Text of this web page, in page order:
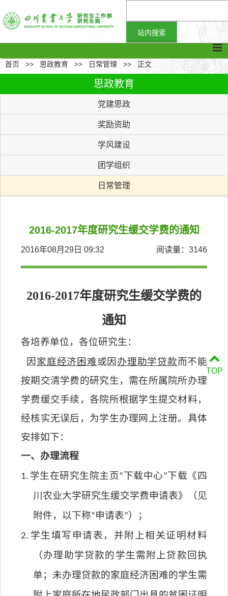
首页 >> 思政教育 >> 日常管理 >> 正文
思政教育
党建思政
奖励资助
学风建设
团学组织
日常管理
2016-2017年度研究生缓交学费的通知
2016年08月29日 09:32 阅读量： 3146
2016-2017年度研究生缓交学费的
通知
各培养单位，各位研究生：
因 家庭经济困难或因 办理助学贷款而不能
按期交清学费的研究生，需在所属院所办理
学费缓交手续，各院所根据学生提交材料，
经核实无误后，为学生办理网上注册。具体
安排如下：
一、办理流程
1. 学生在研究生院主页“下载中心”下载《四
川农业大学研究生缓交学费申请表》（见
附件，以下称“申请表”）；
2. 学生填写申请表，并附上相关证明材料
（办理助学贷款的学生需附上贷款回执
单；未办理贷款的家庭经济困难的学生需
TOP